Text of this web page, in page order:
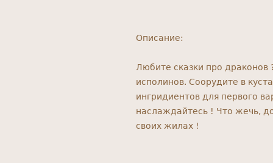
Описание:
Любите сказки про драконов
исполинов. Соорудите в
ингридиентов для первого
наслаждайтесь ! Что жечь,
своих жилах !